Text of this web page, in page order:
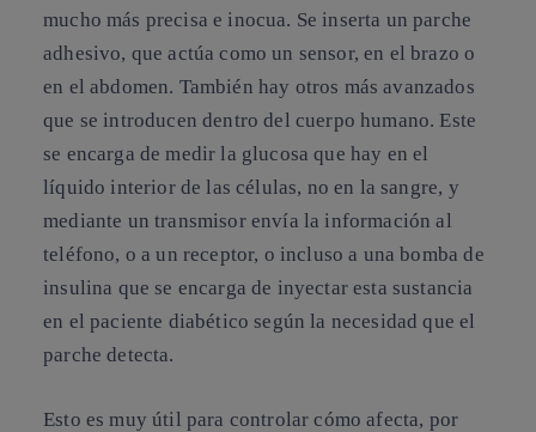
mucho más precisa e inocua. Se inserta un parche
adhesivo, que actúa como un sensor, en el brazo o
en el abdomen. También hay otros más avanzados
que se introducen dentro del cuerpo humano. Este
se encarga de medir la glucosa que hay en el
líquido interior de las células, no en la sangre, y
mediante un transmisor envía la información al
teléfono, o a un receptor, o incluso a una bomba de
insulina que se encarga de inyectar esta sustancia
en el paciente diabético según la necesidad que el
parche detecta.
Esto es muy útil para controlar cómo afecta, por